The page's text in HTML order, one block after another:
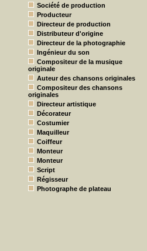
Société de production
Producteur
Directeur de production
Distributeur d'origine
Directeur de la photographie
Ingénieur du son
Compositeur de la musique
originale
Auteur des chansons originales
Compositeur des chansons
originales
Directeur artistique
Décorateur
Costumier
Maquilleur
Coiffeur
Monteur
Monteur
Script
Régisseur
Photographe de plateau